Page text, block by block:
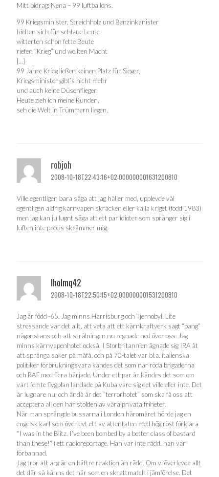
Mitt bidrag: Nena – 99 luftballons.
99 Kriegsminister, Streichholz und Benzinkanister
hielten sich für schlaue Leute
witterten schon fette Beute
riefen “Krieg” und wollten Macht
[…]
99 Jahre Krieg ließen keinen Platz für Sieger,
Kriegsminister gibt’s nicht mehr
und auch keine Düsenflieger.
Heute zieh ich meine Runden,
seh die Welt in Trümmern liegen.
robjoh
2008-10-18T22:43:16+02:000000001631200810
Ville egentligen bara säga att jag håller med, upplevde väl
egentligen aldrig kärnvapen skräcken eller kalla kriget (född 1983)
men jag kan ju lugnt säga att ett par idioter som spränger sig i
luften inte precis skrämmer mig.
lholmq42
2008-10-18T22:50:15+02:000000001531200810
Jag är född -65. Jag minns Harrisburg och Tjernobyl. Lite
stressande var det allt, att veta att ett kärnkraftverk sagt “pang”
någonstans och att strålningen nu regnade ned över oss. Jag
minns kärnvapenhotet också. I Storbritannien ägnade sig IRA åt
att spränga saker på måfå, och på 70-talet var bl.a. italienska
politiker förbrukningsvara kändes det som när röda brigaderna
och RAF med flera härjade. Under ett par år kändes det som om
vart femte flygplan landade på Kuba vare sig det ville eller inte. Det
är lugnare nu, och ändå är det “terrorhotet” som ska få oss att
acceptera all den här stölden av våra privata friheter.
När man sprängde bussarna i London häromåret hörde jag en
engelsk karl som överlevt ett av attentaten med hög röst förklara
“I was in the Blitz. I’ve been bombed by a better class of bastard
than these!” i ett radioreportage. Han var inte rädd, han var
förbannad.
Jag tror att arg är en bättre reaktion än rädd. Om vi överlevde allt
det där så känns det här som en skrattmatch i jämförelse. Det